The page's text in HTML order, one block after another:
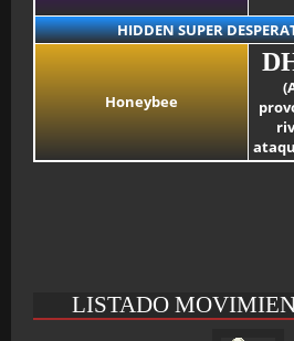
HIDDEN SUPER
Honeybee
LISTADO